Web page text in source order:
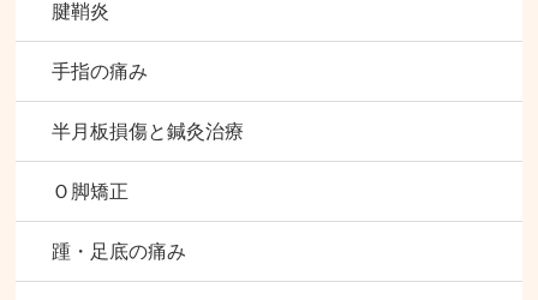
腱鞘炎
手指の痛み
半月板損傷と鍼灸治療
Ｏ脚矯正
踵・足底の痛み